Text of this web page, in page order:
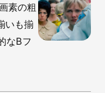
素の粗
いも揃
なBフ